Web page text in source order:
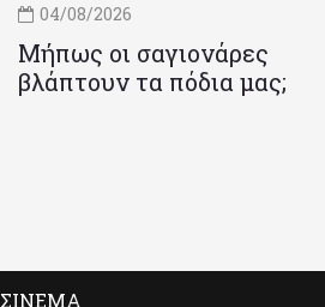
04/08/2026
Μήπως οι σαγιονάρες
βλάπτουν τα πόδια μας;
ΣΙΝΕΜΑ